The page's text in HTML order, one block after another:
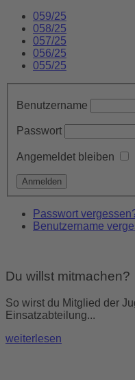
059/25
058/25
057/25
056/25
055/25
Benutzername
Passwort
Angemeldet bleiben
Passwort
Benutzername
Du willst mitmachen?
So wirst du Mitglied der
Einsatzabteilung...
weiterlesen